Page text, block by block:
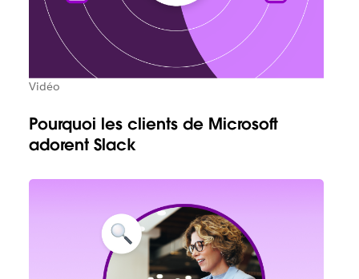
Vidéo
Pourquoi les clients de Microsoft
adorent Slack